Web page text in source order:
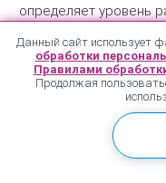
определяет уровень
быстро новейшие
включены в
помощи. Какие
возможности
лекарственного
диабета? В чем
Данный сайт использует
обработки
Правилами
Продолжая